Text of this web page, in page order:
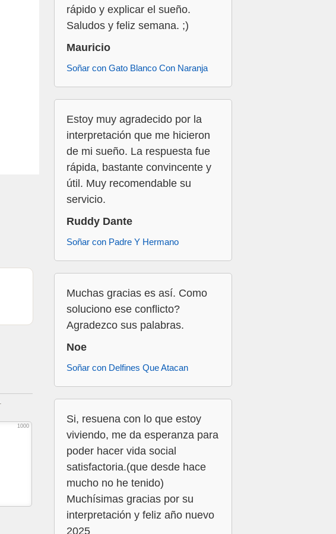
1000
rápido y explicar el sueño.
Saludos y feliz semana. ;)
Mauricio
Soñar con Gato Blanco Con Naranja
Estoy muy agradecido por la
interpretación que me hicieron
de mi sueño. La respuesta fue
rápida, bastante convincente y
útil. Muy recomendable su
servicio.
Ruddy Dante
Soñar con Padre Y Hermano
Muchas gracias es así. Como
soluciono ese conflicto?
Agradezco sus palabras.
Noe
Soñar con Delfines Que Atacan
Si, resuena con lo que estoy
viviendo, me da esperanza para
poder hacer vida social
satisfactoria.(que desde hace
mucho no he tenido)
Muchísimas gracias por su
interpretación y feliz año nuevo
2025